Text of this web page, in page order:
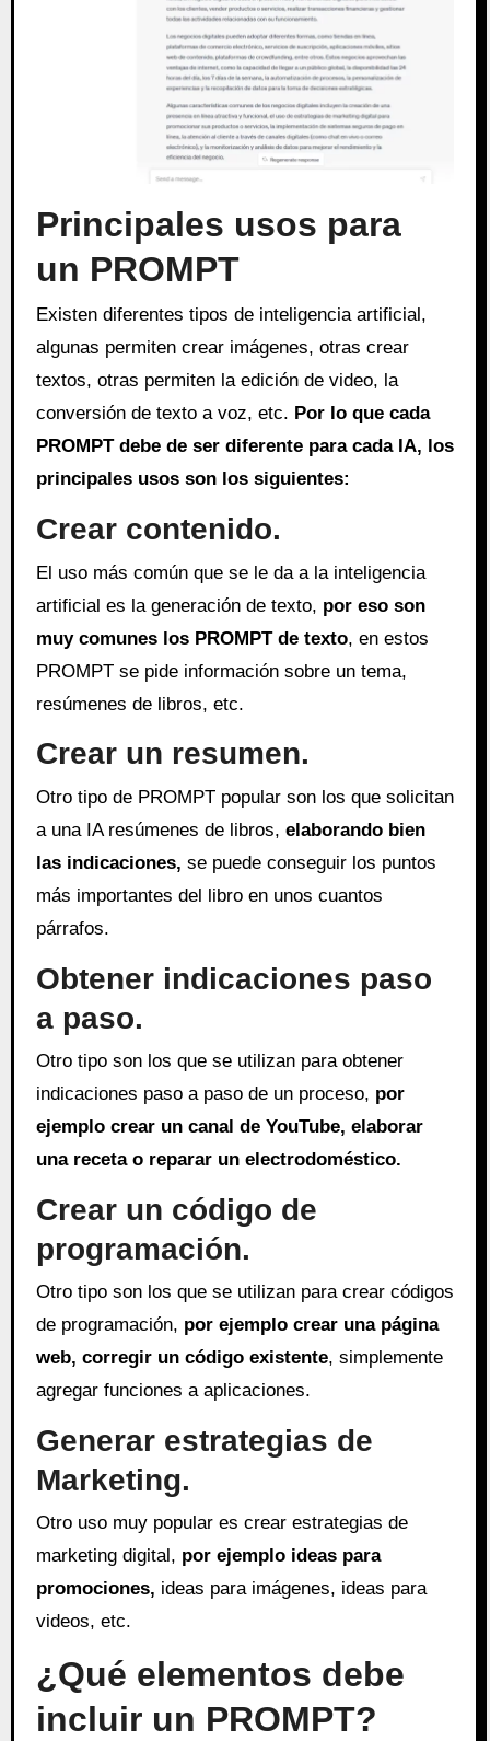
Principales usos para
un PROMPT
Existen diferentes tipos de inteligencia artificial,
algunas permiten crear imágenes, otras crear
textos, otras permiten la edición de video, la
conversión de texto a voz, etc. Por lo que cada
PROMPT debe de ser diferente para cada IA, los
principales usos son los siguientes:
Crear contenido.
El uso más común que se le da a la inteligencia
artificial es la generación de texto, por eso son
muy comunes los PROMPT de texto, en estos
PROMPT se pide información sobre un tema,
resúmenes de libros, etc.
Crear un resumen.
Otro tipo de PROMPT popular son los que solicitan
a una IA resúmenes de libros, elaborando bien
las indicaciones, se puede conseguir los puntos
más importantes del libro en unos cuantos
párrafos.
Obtener indicaciones paso
a paso.
Otro tipo son los que se utilizan para obtener
indicaciones paso a paso de un proceso, por
ejemplo crear un canal de YouTube, elaborar
una receta o reparar un electrodoméstico.
Crear un código de
programación.
Otro tipo son los que se utilizan para crear códigos
de programación, por ejemplo crear una página
web, corregir un código existente, simplemente
agregar funciones a aplicaciones.
Generar estrategias de
Marketing.
Otro uso muy popular es crear estrategias de
marketing digital, por ejemplo ideas para
promociones, ideas para imágenes, ideas para
videos, etc.
¿Qué elementos debe
incluir un PROMPT?